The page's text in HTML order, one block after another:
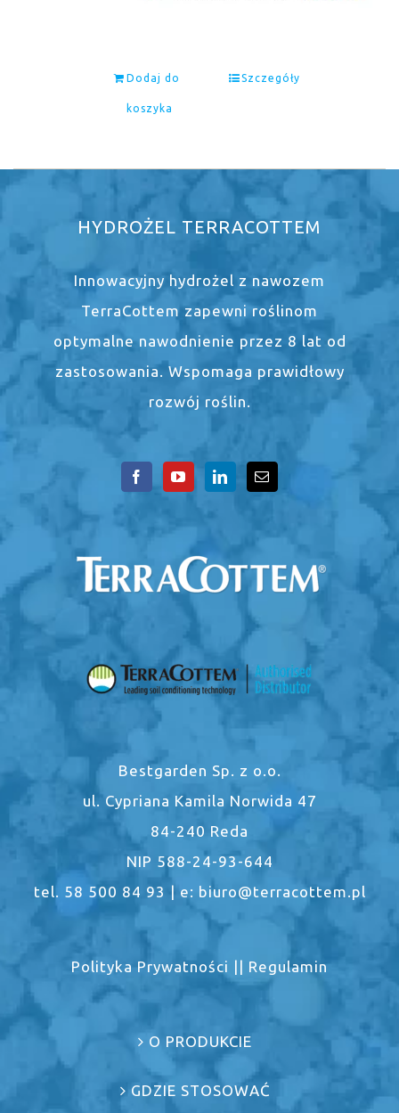
Dodaj do
koszyka
Szczegóły
HYDROŻEL TERRACOTTEM
Innowacyjny hydrożel z nawozem
TerraCottem zapewni roślinom
optymalne nawodnienie przez 8 lat od
zastosowania. Wspomaga prawidłowy
rozwój roślin.
Bestgarden Sp. z o.o.
ul. Cypriana Kamila Norwida 47
84-240 Reda
NIP 588-24-93-644
tel. 58 500 84 93 | e: biuro@terracottem.pl
Polityka Prywatności || Regulamin
O PRODUKCIE
GDZIE STOSOWAĆ